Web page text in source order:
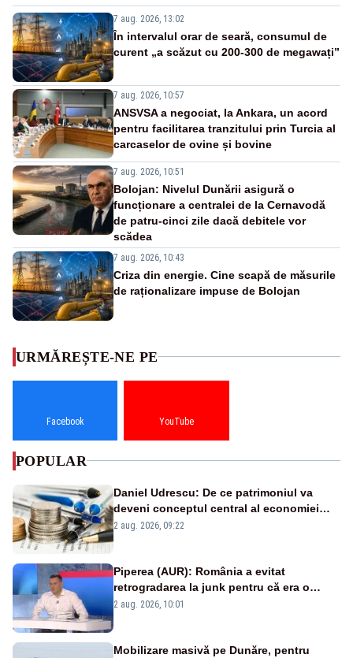
7 aug. 2026, 13:02
În intervalul orar de seară, consumul de
curent „a scăzut cu 200-300 de megawați”
7 aug. 2026, 10:57
ANSVSA a negociat, la Ankara, un acord
pentru facilitarea tranzitului prin Turcia al
carcaselor de ovine și bovine
7 aug. 2026, 10:51
Bolojan: Nivelul Dunării asigură o
funcționare a centralei de la Cernavodă
de patru-cinci zile dacă debitele vor
scădea
7 aug. 2026, 10:43
Criza din energie. Cine scapă de măsurile
de raționalizare impuse de Bolojan
URMĂREȘTE-NE PE
Facebook YouTube
POPULAR
Daniel Udrescu: De ce patrimoniul va
deveni conceptul central al economiei
viitoare?
2 aug. 2026, 09:22
Piperea (AUR): România a evitat
retrogradarea la junk pentru că era o
catastrofă pentru bănci și fondurile de
2 aug. 2026, 10:01
Mobilizare masivă pe Dunăre, pentru